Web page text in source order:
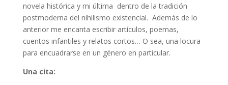
novela histórica y mi última dentro de la tradición
postmoderna del nihilismo existencial. Además de lo
anterior me encanta escribir artículos, poemas,
cuentos infantiles y relatos cortos… O sea, una locura
para encuadrarse en un género en particular.
Una cita: